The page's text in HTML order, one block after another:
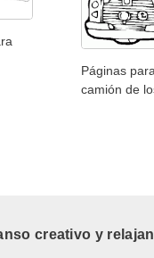
Páginas
camión de
creativo y